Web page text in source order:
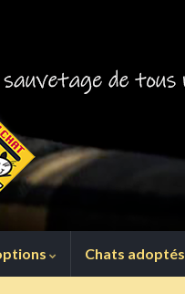
Chats adoptés